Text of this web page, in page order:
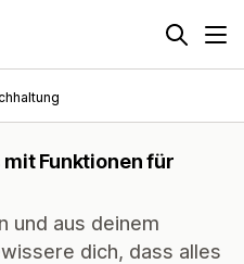
Funktionen für
und aus deinem
dich, dass alles